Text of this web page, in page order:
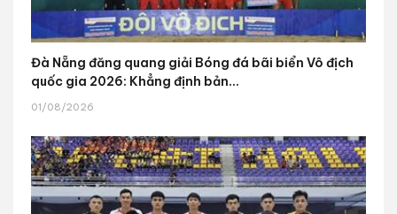
Đà Nẵng đăng quang giải Bóng đá bãi biển Vô địch
quốc gia 2026: Khẳng định bản...
01/08/2026